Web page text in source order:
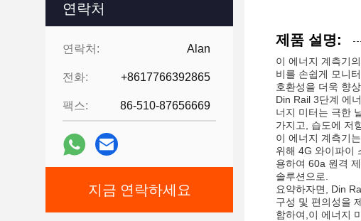
연락처
연락처: Alan
전화: +8617766392865
팩스: 86-510-87656669
지금 연락하세요
제품 설명:
이 에너지 계측기
비를 손쉽게 모니
호환성을 더욱 향
Din Rail 3단계 에
너지 미터는 극한
가지고, 습도에 저
이 에너지 계측기
위해 4G 와이파이
용하여 60a 원격
솔루션으로.
요약하자면, Din
구성 및 편의성을
함하여,이 에너지